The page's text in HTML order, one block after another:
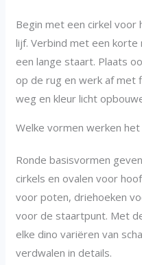
Begin met een cirkel
lijf. Verbind met een korte
een lange staart. Plaats
op de rug en werk af met
weg en kleur licht
Welke vormen werken
Ronde basisvormen
cirkels en ovalen voor
voor poten, driehoeken
voor de staartpunt. Met
elke dino variëren van
verdwalen in details.